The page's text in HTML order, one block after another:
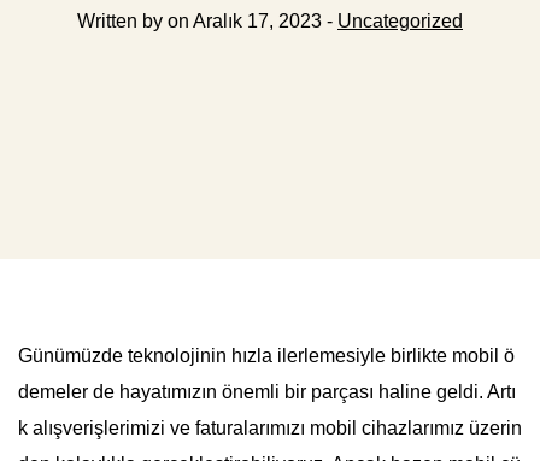
Written by on Aralık 17, 2023 - Uncategorized
Günümüzde teknolojinin hızla ilerlemesiyle birlikte mobil ö
demeler de hayatımızın önemli bir parçası haline geldi. Artı
k alışverişlerimizi ve faturalarımızı mobil cihazlarımız üzerin